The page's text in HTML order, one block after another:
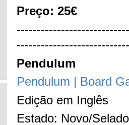
Preço: 25€
Pendulum
Pendulum | Board
Edição em Inglês
Estado: Novo/Selado